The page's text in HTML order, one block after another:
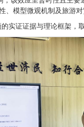
模型微观机制及旅游
实证证据与理论框架，